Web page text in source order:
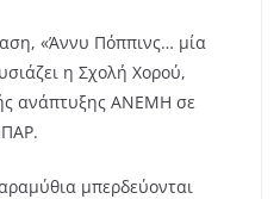
«Άννυ Πόππινς… μία
η Σχολή Χορού,
ανάπτυξης ΑΝΕΜΗ σε
μπερδεύονται